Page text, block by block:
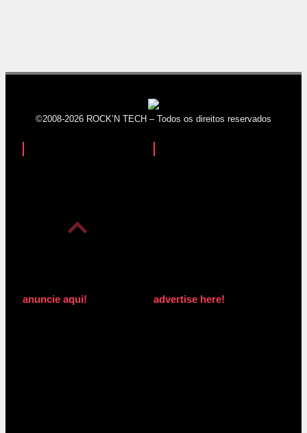
©2008-2026 ROCK’N TECH – Todos os direitos reservados
anuncie aqui! advertise here!